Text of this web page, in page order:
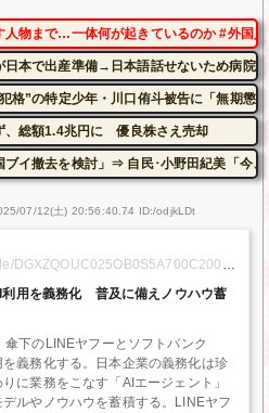
人物まで…一体何が起きているのか #外国
日本で出産準備→日本語話せないため病院
格”の特定少年・川口侑斗被告に「無期
、総額1.4兆円に 優良株さえ売却
ブイ撤去を検討」⇒ 自民･小野田紀美「今
07/12(土) 20:56:40.74 ID:/odjkLDt
DGXZQOUC025OB0S5A700C20000
利用を義務化 普及に備えノウハウ蓄
下のLINEヤフーとソフトバンク
義務化する。日本企業の義務化は珍
に業務をこなす「AIエージェント」
ルやノウハウを蓄積する。LINEヤフ